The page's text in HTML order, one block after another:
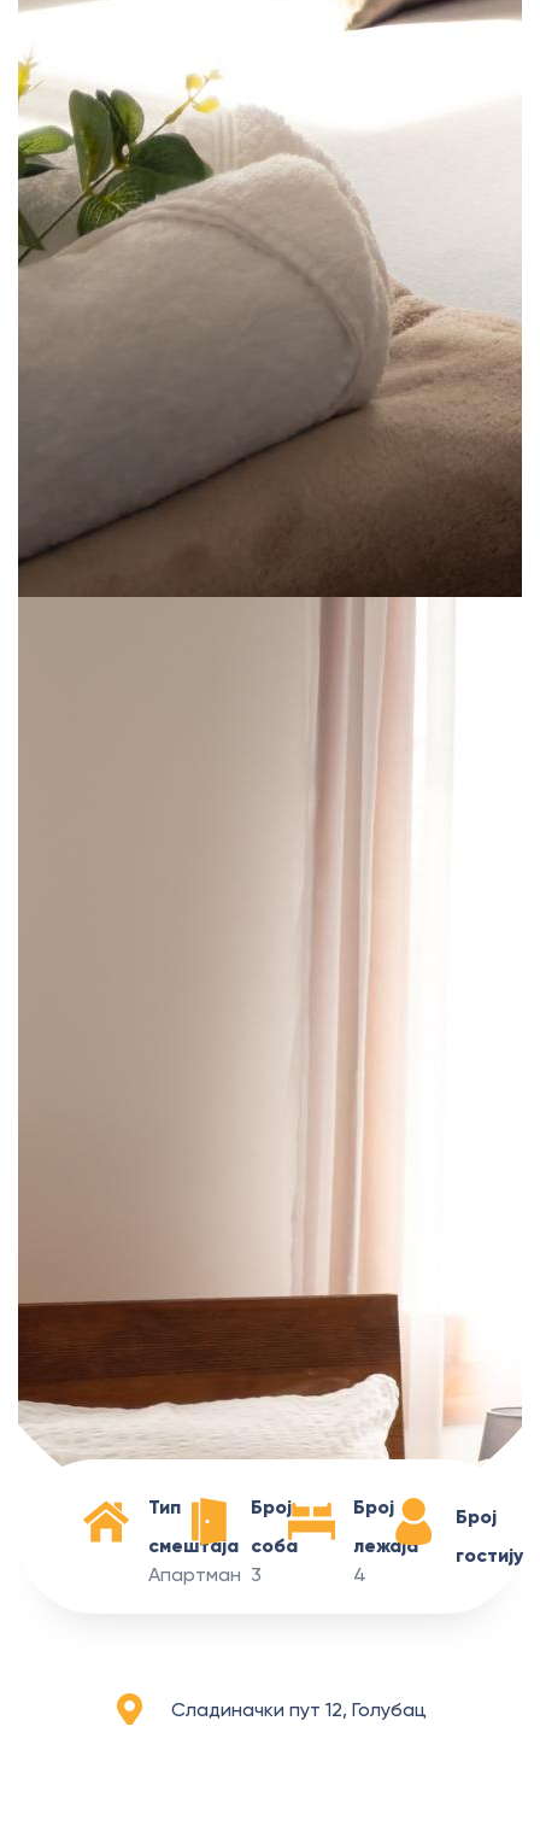
Тип
смештаја
Апартман
Број
соба
3
Број
лежаја
4
Број
гостију
Сладиначки пут 12, Голубац